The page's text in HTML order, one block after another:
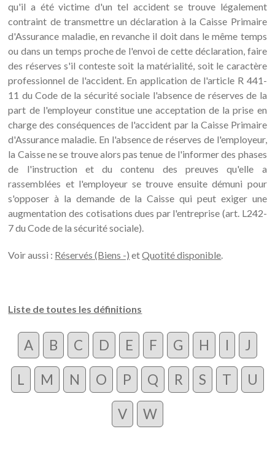
qu'il a été victime d'un tel accident se trouve légalement
contraint de transmettre un déclaration à la Caisse Primaire
d'Assurance maladie, en revanche il doit dans le même temps
ou dans un temps proche de l'envoi de cette déclaration, faire
des réserves s'il conteste soit la matérialité, soit le caractère
professionnel de l'accident. En application de l'article R 441-
11 du Code de la sécurité sociale l'absence de réserves de la
part de l'employeur constitue une acceptation de la prise en
charge des conséquences de l'accident par la Caisse Primaire
d'Assurance maladie. En l'absence de réserves de l'employeur,
la Caisse ne se trouve alors pas tenue de l'informer des phases
de l'instruction et du contenu des preuves qu'elle a
rassemblées et l'employeur se trouve ensuite démuni pour
s'opposer à la demande de la Caisse qui peut exiger une
augmentation des cotisations dues par l'entreprise (art. L242-
7 du Code de la sécurité sociale).
Voir aussi : Réservés (Biens -) etQuotité disponible.
Liste de toutes les définitions
A B C D E F G H I J
L M N O P Q R S T U
V W